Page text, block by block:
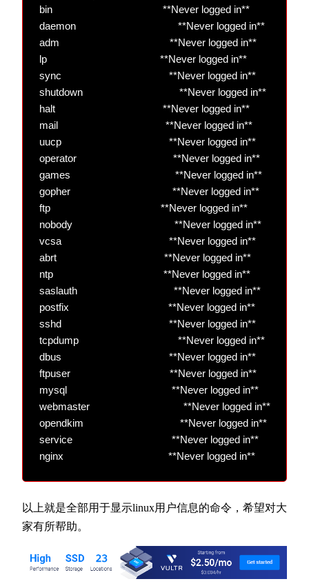
bin                                        **Never logged in**
daemon                                     **Never logged in**
adm                                        **Never logged in**
lp                                         **Never logged in**
sync                                       **Never logged in**
shutdown                                   **Never logged in**
halt                                       **Never logged in**
mail                                       **Never logged in**
uucp                                       **Never logged in**
operator                                   **Never logged in**
games                                      **Never logged in**
gopher                                     **Never logged in**
ftp                                        **Never logged in**
nobody                                     **Never logged in**
vcsa                                       **Never logged in**
abrt                                       **Never logged in**
ntp                                        **Never logged in**
saslauth                                   **Never logged in**
postfix                                    **Never logged in**
sshd                                       **Never logged in**
tcpdump                                    **Never logged in**
dbus                                       **Never logged in**
ftpuser                                    **Never logged in**
mysql                                      **Never logged in**
webmaster                                  **Never logged in**
opendkim                                   **Never logged in**
service                                    **Never logged in**
nginx                                      **Never logged in**
以上就是全部用于显示linux用户信息的命令，希望对大
家有所帮助。